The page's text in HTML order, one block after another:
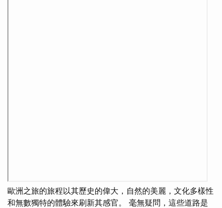
歐洲之旅的旅程以其歷史的偉大，自然的美麗，文化多樣性
和無數獨特的體驗來刷新其感官。 毫無疑問，這些道路是